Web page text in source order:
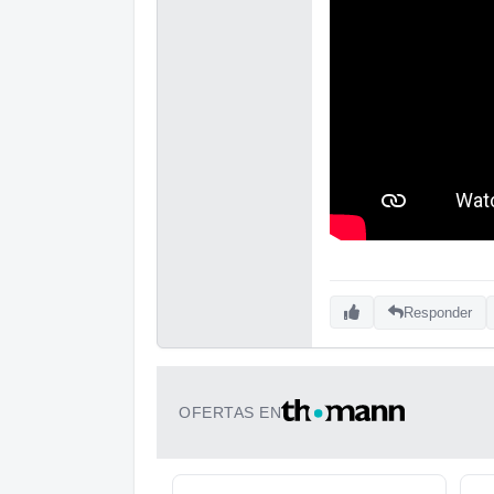
Responder
OFERTAS EN